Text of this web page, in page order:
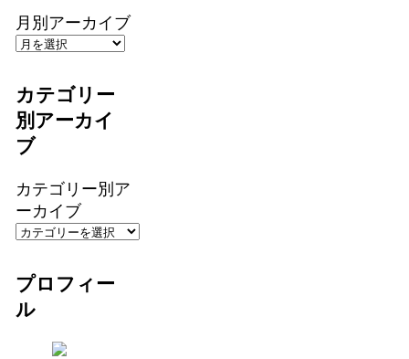
月別アーカイブ
カテゴリー
別アーカイ
ブ
カテゴリー別ア
ーカイブ
プロフィー
ル